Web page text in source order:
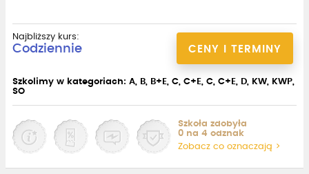
CENY I TERMINY
Najbliższy kurs:
Codziennie
Szkolimy w kategoriach: A, B, B+E, C, C+E, C, C+E, D, KW, KWP,
SO
Szkoła zdobyła
0 na 4 odznak
Zobacz co oznaczają >